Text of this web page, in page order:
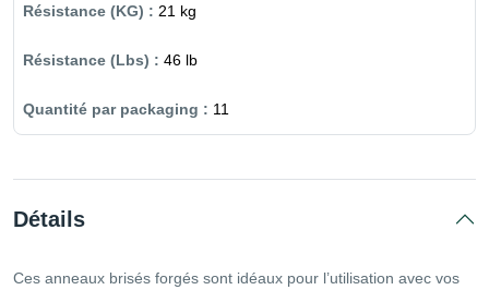
21 kg
46 lb
11
Détails
Ces anneaux brisés forgés sont idéaux pour l’utilisation avec vos